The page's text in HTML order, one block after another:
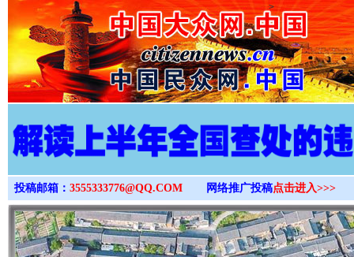
>
投稿邮箱： 3555333776@QQ.COM 网络推广投稿点击进入>>>